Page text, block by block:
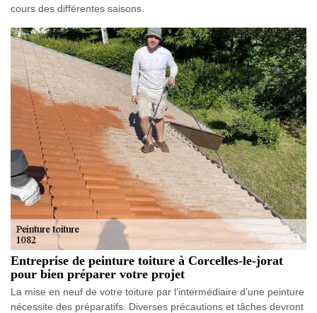
cours des différentes saisons.
Entreprise de peinture toiture à Corcelles-le-jorat
pour bien préparer votre projet
La mise en neuf de votre toiture par l’intermédiaire d’une peinture
nécessite des préparatifs. Diverses précautions et tâches devront